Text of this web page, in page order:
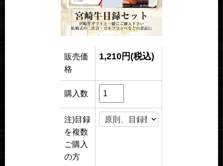
販売価
格
1,210円(税込)
購入数
注)目録
を複数
ご購入
の方